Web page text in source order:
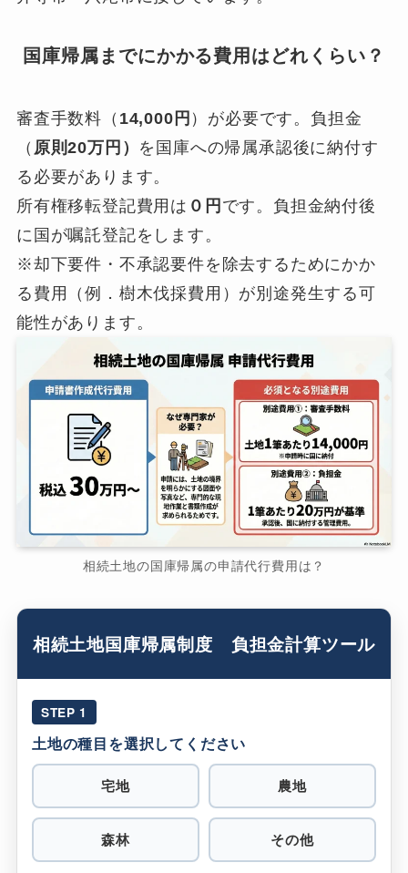
国庫帰属までにかかる費用はどれくらい？
審査手数料（ 14,000円 ）が必要です。負担金
（ 原則20万円） を国庫への帰属承認後に納付す
る必要があります。
所有権移転登記費用は ０円 です。負担金納付後
に国が嘱託登記をします。
※却下要件・不承認要件を除去するためにかか
る費用（例．樹木伐採費用）が別途発生する可
能性があります。
相続土地の国庫帰属の申請代行費用は？
相続土地国庫帰属制度 負担金計算ツール
STEP 1
土地の種目を選択してください
宅地 農地
森林 その他